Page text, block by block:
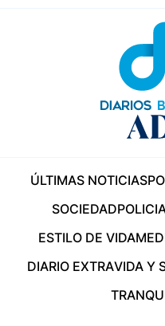
ÚLTIMAS NOTICIAS
SOCIEDAD
ESTILO DE VIDA
DIARIO EXTRAVIDA Y